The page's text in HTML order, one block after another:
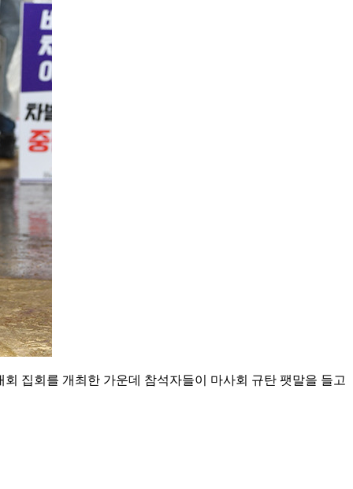
집회를 개최한 가운데 참석자들이 마사회 규탄 팻말을 들고